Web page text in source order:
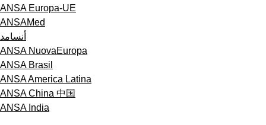
ANSA Europa-UE
ANSAMed
أنسامد
ANSA NuovaEuropa
ANSA Brasil
ANSA America Latina
ANSA China 中国
ANSA India